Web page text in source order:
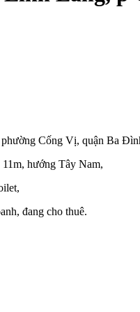
Cống Vị, quận Ba
hướng Tây Nam,
đang cho thuê.